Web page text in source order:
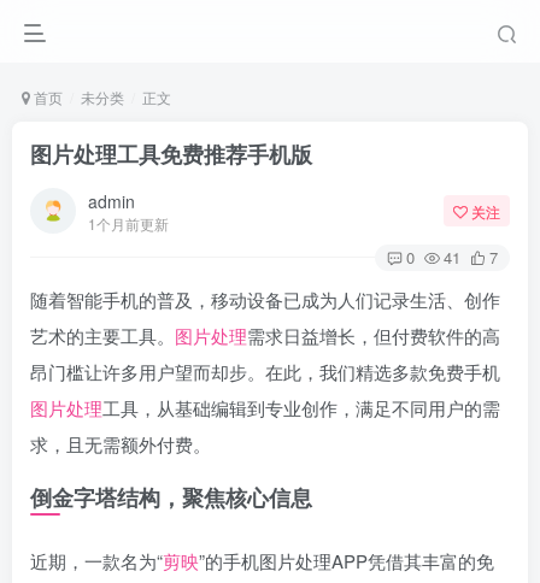
首页 未分类 正文
图片处理工具免费推荐手机版
admin
1个月前更新
关注
0 41 7
随着智能手机的普及，移动设备已成为人们记录生活、创作
艺术的主要工具。 图片处理需求日益增长，但付费软件的高
昂门槛让许多用户望而却步。在此，我们精选多款免费手机
图片处理工具，从基础编辑到专业创作，满足不同用户的需
求，且无需额外付费。
倒金字塔结构，聚焦核心信息
近期，一款名为“剪映”的手机图片处理APP凭借其丰富的免